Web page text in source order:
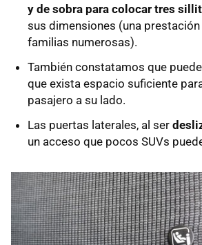
y de sobra para colocar tres
sus dimensiones (una
familias numerosas).
También constatamos que
que exista espacio suficiente
pasajero a su lado.
Las puertas laterales, al ser
un acceso que pocos SUVs